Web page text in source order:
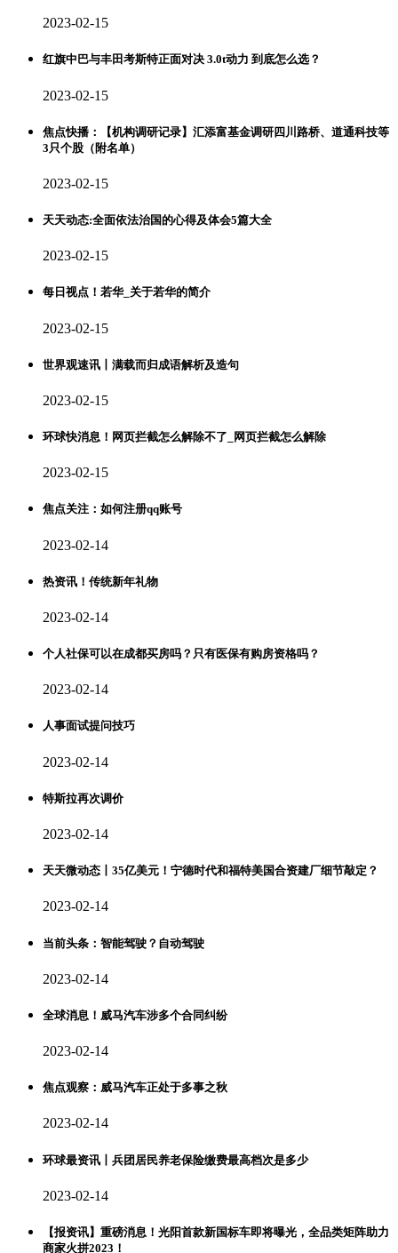
2023-02-15
红旗中巴与丰田考斯特正面对决 3.0t动力 到底怎么选？
2023-02-15
焦点快播：【机构调研记录】汇添富基金调研四川路桥、道通科技等
3只个股（附名单）
2023-02-15
天天动态:全面依法治国的心得及体会5篇大全
2023-02-15
每日视点！若华_关于若华的简介
2023-02-15
世界观速讯丨满载而归成语解析及造句
2023-02-15
环球快消息！网页拦截怎么解除不了_网页拦截怎么解除
2023-02-15
焦点关注：如何注册qq账号
2023-02-14
热资讯！传统新年礼物
2023-02-14
个人社保可以在成都买房吗？只有医保有购房资格吗？
2023-02-14
人事面试提问技巧
2023-02-14
特斯拉再次调价
2023-02-14
天天微动态丨35亿美元！宁德时代和福特美国合资建厂细节敲定？
2023-02-14
当前头条：智能驾驶？自动驾驶
2023-02-14
全球消息！威马汽车涉多个合同纠纷
2023-02-14
焦点观察：威马汽车正处于多事之秋
2023-02-14
环球最资讯丨兵团居民养老保险缴费最高档次是多少
2023-02-14
【报资讯】重磅消息！光阳首款新国标车即将曝光，全品类矩阵助力
商家火拼2023！